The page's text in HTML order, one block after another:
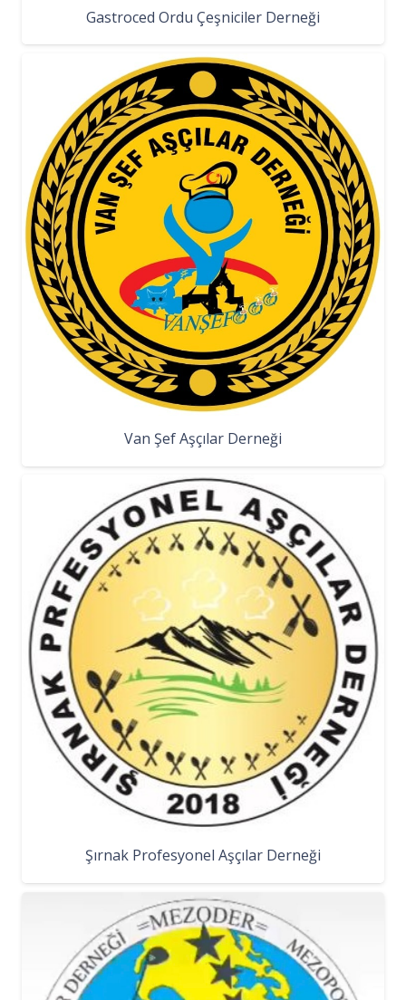
Gastroced Ordu Çeşniciler Derneği
Van Şef Aşçılar Derneği
Şırnak Profesyonel Aşçılar Derneği